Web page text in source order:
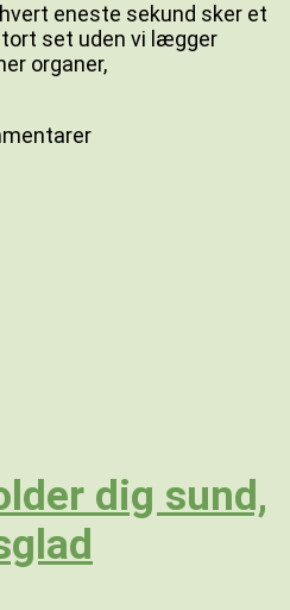
eneste sekund sker et
set uden vi lægger
organer,
dig sund,